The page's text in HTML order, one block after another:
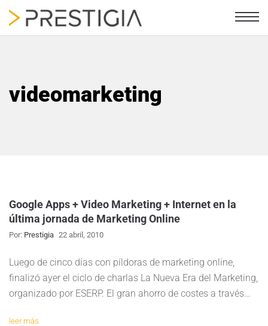
videomarketing
Google Apps + Video Marketing + Internet en la
última jornada de Marketing Online
Por: Prestigia 22 abril, 2010
Luego de cinco días con píldoras de marketing online,
finalizó ayer el ciclo de charlas La Nueva Era del Marketing,
organizado por ESERP. El gran ahorro de costes a través…
leer más